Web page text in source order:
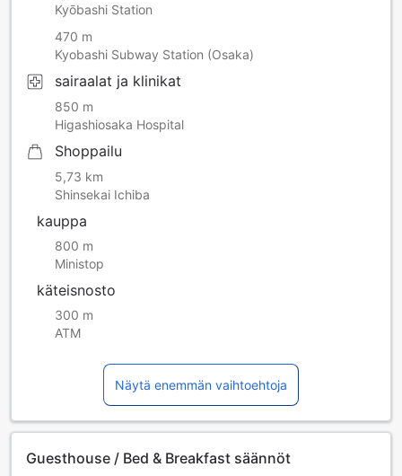
Kyōbashi Station
470 m
Kyobashi Subway Station (Osaka)
sairaalat ja klinikat
850 m
Higashiosaka Hospital
Shoppailu
5,73 km
Shinsekai Ichiba
kauppa
800 m
Ministop
käteisnosto
300 m
ATM
Näytä enemmän vaihtoehtoja
Guesthouse / Bed & Breakfast säännöt